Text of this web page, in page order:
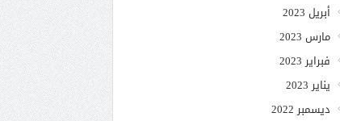
أبريل 2023
مارس 2023
فبراير 2023
يناير 2023
ديسمبر 2022